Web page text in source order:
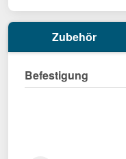
Zubehör
Befestigung